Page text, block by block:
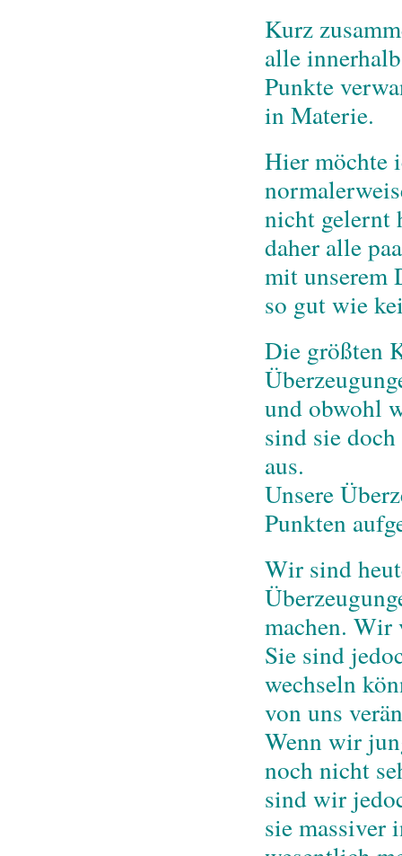
Kurz
alle
Punkte
in Materie.
Hier möchte
nicht gelernt
daher alle
mit unserem
so gut wie
Die größten
und obwohl
sind sie
aus.
Unsere
Punkten
Wir sind
machen.
Sie sind
wechseln
von uns
Wenn wir
noch nicht
sind wir
sie massiver